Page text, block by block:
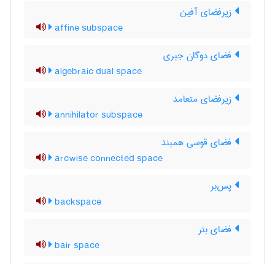
زیرفضای آفین
affine subspace
فضای دوگان جبری
algebraic dual space
زیرفضای متعامد
annihilator subspace
فضای قوسی همبند
arcwise connected space
پس‌بر
backspace
فضای بئر
bair space